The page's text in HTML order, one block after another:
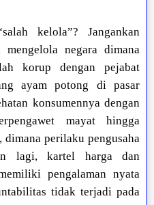
kelola”? Jangankan
negara dimana
korup dengan pejabat
ayam potong di pasar
konsumennya dengan
mayat hingga
perilaku pengusaha
lagi, kartel harga dan
pengalaman nyata
tidak terjadi pada